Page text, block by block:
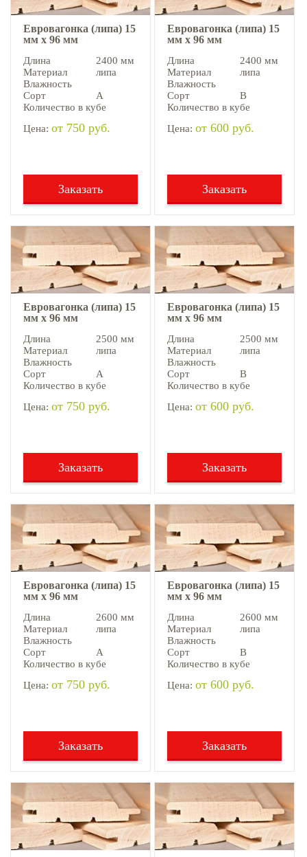
Евровагонка (липа) 15
мм х 96 мм
Длина
2400 мм
Материал
липа
Влажность
Сорт
А
Количество в кубе
Цена: от 750 руб.
Заказать
Евровагонка (липа) 15
мм х 96 мм
Длина
2400 мм
Материал
липа
Влажность
Сорт
В
Количество в кубе
Цена: от 600 руб.
Заказать
Евровагонка (липа) 15
мм х 96 мм
Длина
2500 мм
Материал
липа
Влажность
Сорт
А
Количество в кубе
Цена: от 750 руб.
Заказать
Евровагонка (липа) 15
мм х 96 мм
Длина
2500 мм
Материал
липа
Влажность
Сорт
В
Количество в кубе
Цена: от 600 руб.
Заказать
Евровагонка (липа) 15
мм х 96 мм
Длина
2600 мм
Материал
липа
Влажность
Сорт
А
Количество в кубе
Цена: от 750 руб.
Заказать
Евровагонка (липа) 15
мм х 96 мм
Длина
2600 мм
Материал
липа
Влажность
Сорт
В
Количество в кубе
Цена: от 600 руб.
Заказать